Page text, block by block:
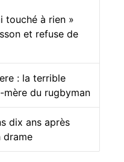
touché à rien »
et refuse de
: la terrible
mère du rugbyman
dix ans après
drame